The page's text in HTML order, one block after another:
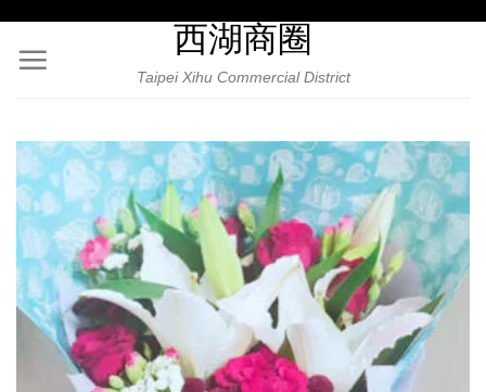
content
西湖商圈
Taipei Xihu Commercial District